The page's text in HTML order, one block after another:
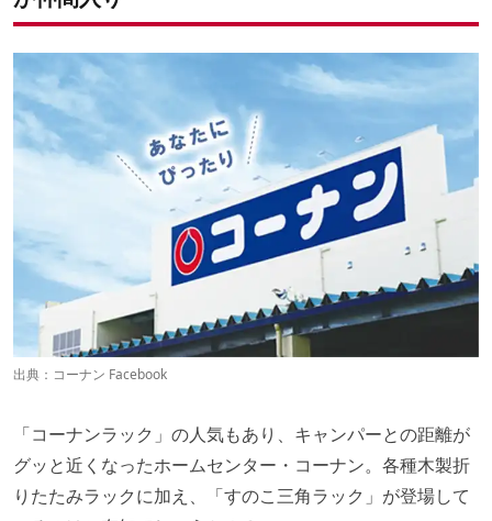
出典： コーナン Facebook
「コーナンラック」の人気もあり、キャンパーとの距離が
グッと近くなったホームセンター・コーナン。各種木製折
りたたみラックに加え、「すのこ三角ラック」が登場して